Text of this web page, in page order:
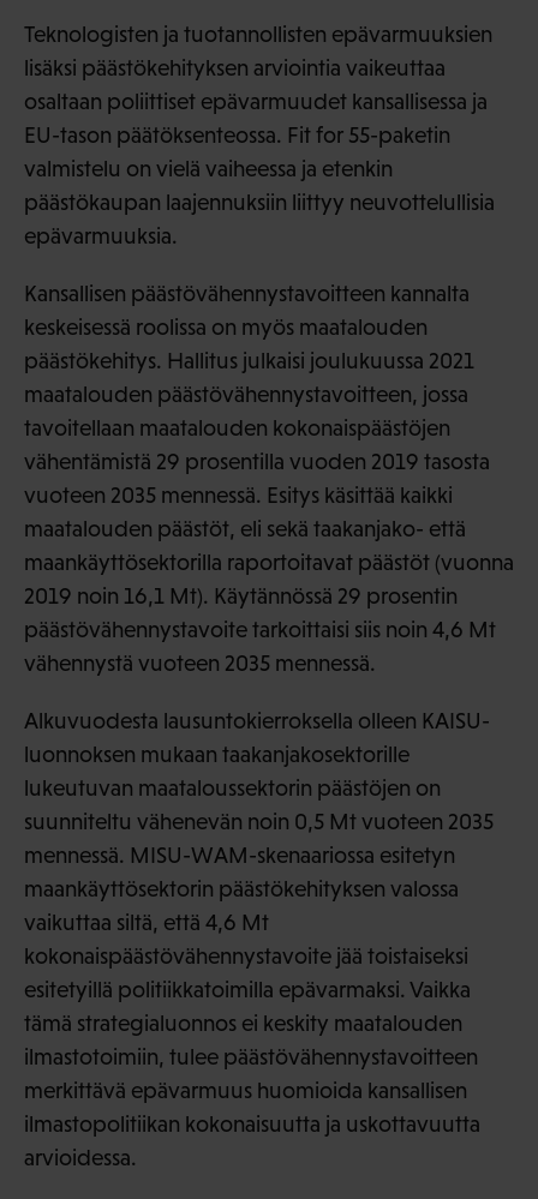
Teknologisten ja tuotannollisten epävarmuuksien
lisäksi päästökehityksen arviointia vaikeuttaa
osaltaan poliittiset epävarmuudet kansallisessa ja
EU-tason päätöksenteossa. Fit for 55-paketin
valmistelu on vielä vaiheessa ja etenkin
päästökaupan laajennuksiin liittyy neuvottelullisia
epävarmuuksia.
Kansallisen päästövähennystavoitteen kannalta
keskeisessä roolissa on myös maatalouden
päästökehitys. Hallitus julkaisi joulukuussa 2021
maatalouden päästövähennystavoitteen, jossa
tavoitellaan maatalouden kokonaispäästöjen
vähentämistä 29 prosentilla vuoden 2019 tasosta
vuoteen 2035 mennessä. Esitys käsittää kaikki
maatalouden päästöt, eli sekä taakanjako- että
maankäyttösektorilla raportoitavat päästöt (vuonna
2019 noin 16,1 Mt). Käytännössä 29 prosentin
päästövähennystavoite tarkoittaisi siis noin 4,6 Mt
vähennystä vuoteen 2035 mennessä.
Alkuvuodesta lausuntokierroksella olleen KAISU-
luonnoksen mukaan taakanjakosektorille
lukeutuvan maataloussektorin päästöjen on
suunniteltu vähenevän noin 0,5 Mt vuoteen 2035
mennessä. MISU-WAM-skenaariossa esitetyn
maankäyttösektorin päästökehityksen valossa
vaikuttaa siltä, että 4,6 Mt
kokonaispäästövähennystavoite jää toistaiseksi
esitetyillä politiikkatoimilla epävarmaksi. Vaikka
tämä strategialuonnos ei keskity maatalouden
ilmastotoimiin, tulee päästövähennystavoitteen
merkittävä epävarmuus huomioida kansallisen
ilmastopolitiikan kokonaisuutta ja uskottavuutta
arvioidessa.